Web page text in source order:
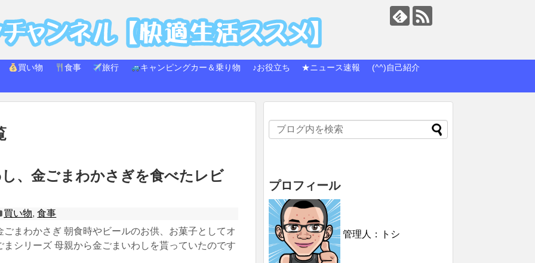
買い物 食事 旅行 キャンピングカー＆乗り物 ♪お役立ち ★ニュース速報
(^^)自己紹介
、金ごまわかさぎを食べたレビ
買い物,食事
ごまわかさぎ 朝食時やビールのお供、お菓子としてオ
まシリーズ 母親から金ごまいわしを貰っていたのです
プロフィール
管理人：トシ